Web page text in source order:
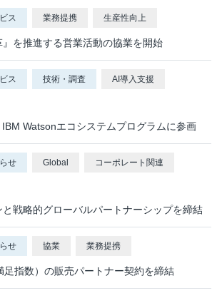
ス 業務提携 生産性向上
を推進する営業活動の協業を開始
ス 技術・調査 AI導入支援
Watsonエコシステムプログラムに参画
せ Global コーポレート関連
戦略的グローバルパートナーシップを締結
せ 協業 業務提携
足指数）の販売パートナー契約を締結